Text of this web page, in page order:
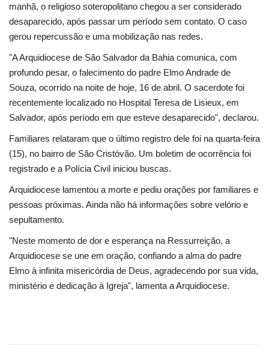
Veja Na Cor Escura
Língua
Portuguese (Brazil) Português
Portuguese (Brazil) English
manhã, o religioso soteropolitano chegou a ser considerado
desaparecido, após passar um período sem contato. O caso
gerou repercussão e uma mobilização nas redes.
"A Arquidiocese de São Salvador da Bahia comunica, com
profundo pesar, o falecimento do padre Elmo Andrade de
Souza, ocorrido na noite de hoje, 16 de abril. O sacerdote foi
recentemente localizado no Hospital Teresa de Lisieux, em
Salvador, após período em que esteve desaparecido", declarou.
Familiares relataram que o último registro dele foi na quarta-feira
(15), no bairro de São Cristóvão. Um boletim de ocorrência foi
registrado e a Polícia Civil iniciou buscas.
Arquidiocese lamentou a morte e pediu orações por familiares e
pessoas próximas. Ainda não há informações sobre velório e
sepultamento.
"Neste momento de dor e esperança na Ressurreição, a
Arquidiocese se une em oração, confiando a alma do padre
Elmo à infinita misericórdia de Deus, agradecendo por sua vida,
ministério e dedicação à Igreja", lamenta a Arquidiocese.